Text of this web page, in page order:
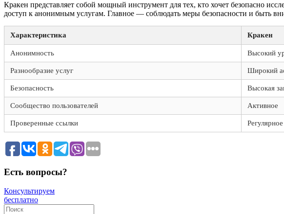
Кракен представляет собой мощный инструмент для тех, кто хочет безопасно
доступ к анонимным услугам. Главное — соблюдать меры безопасности и быть
Характеристика Кракен
Анонимность Высокий
Разнообразие услуг Широкий
Безопасность Высокая
Сообщество пользователей Активное
Проверенные ссылки
Есть вопросы?
Консультируем
бесплатно